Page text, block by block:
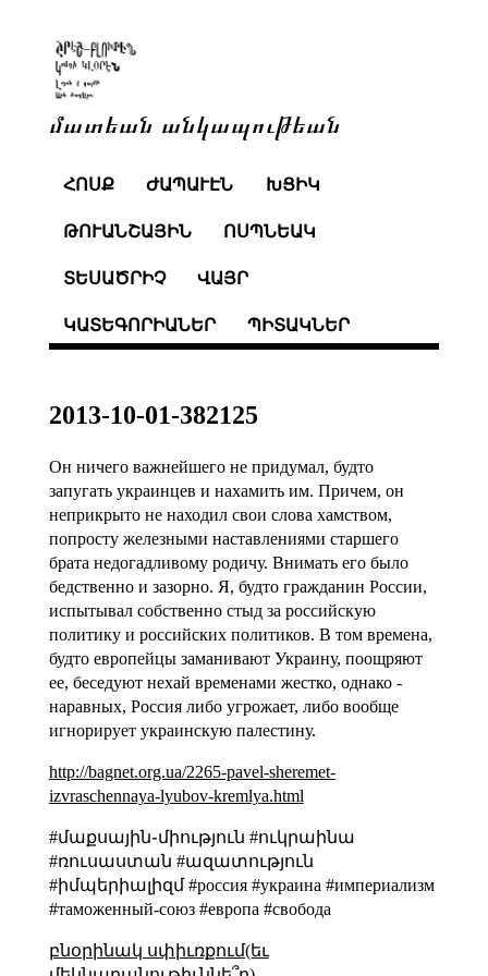
մատեան անկապութեան
ՀՈՍՔ ԺԱՊԱՒԷՆ ԽՑԻԿ
ԹՈՒԱՆՇԱՅԻՆ ՈՍՊՆԵԱԿ
ՏԵՍԱԾՐԻՉ ՎԱՅՐ
ԿԱՏԵԳՈՐԻԱՆԵՐ ՊԻՏԱԿՆԵՐ
2013-10-01-382125
Он ничего важнейшего не придумал, будто
запугать украинцев и нахамить им. Причем, он
неприкрыто не находил свои слова хамством,
попросту железными наставлениями старшего
брата недогадливому родичу. Внимать его было
бедственно и зазорно. Я, будто гражданин России,
испытывал собственно стыд за российскую
политику и российских политиков. В том времена,
будто европейцы заманивают Украину, поощряют
ее, беседуют нехай временами жестко, однако -
наравных, Россия либо угрожает, либо вообще
игнорирует украинскую палестину.
http://bagnet.org.ua/2265-pavel-sheremet-
izvraschennaya-lyubov-kremlya.html
#մաքսային֊միություն #ուկրաինա
#ռուսաստան #ազատություն
#իմպերիալիզմ #россия #украина #империализм
#таможенный-союз #европа #свобода
բնօրինակ սփիւռքում(եւ